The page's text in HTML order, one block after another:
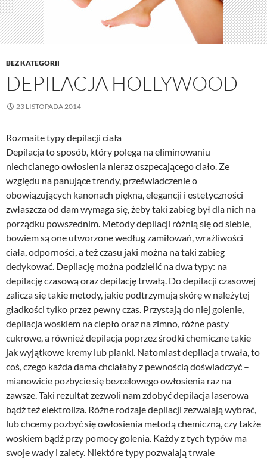
BEZ KATEGORII
DEPILACJA HOLLYWOOD
23 LISTOPADA 2014
Rozmaite typy depilacji ciała
Depilacja to sposób, który polega na eliminowaniu
niechcianego owłosienia nieraz oszpecającego ciało. Ze
względu na panujące trendy, przeświadczenie o
obowiązujących kanonach piękna, elegancji i estetyczności
zwłaszcza od dam wymaga się, żeby taki zabieg był dla nich na
porządku powszednim. Metody depilacji różnią się od siebie,
bowiem są one utworzone według zamiłowań, wrażliwości
ciała, odporności, a też czasu jaki można na taki zabieg
dedykować. Depilację można podzielić na dwa typy: na
depilację czasową oraz depilację trwałą. Do depilacji czasowej
zalicza się takie metody, jakie podtrzymują skórę w należytej
gładkości tylko przez pewny czas. Przystają do niej golenie,
depilacja woskiem na ciepło oraz na zimno, różne pasty
cukrowe, a również depilacja poprzez środki chemiczne takie
jak wyjątkowe kremy lub pianki. Natomiast depilacja trwała, to
coś, czego każda dama chciałaby z pewnością doświadczyć –
mianowicie pozbycie się bezcelowego owłosienia raz na
zawsze. Taki rezultat zezwoli nam zdobyć depilacja laserowa
bądź też elektroliza. Różne rodzaje depilacji zezwalają wybrać,
lub chcemy pozbyć się owłosienia metodą chemiczną, czy także
woskiem bądź przy pomocy golenia. Każdy z tych typów ma
swoje wady i zalety. Niektóre typy pozwalają trwale